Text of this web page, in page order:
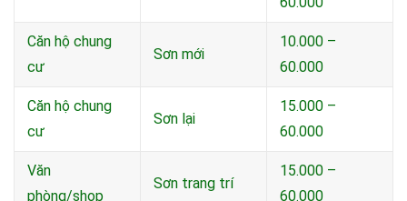
Căn hộ chung
cư
Sơn mới
10.000 –
60.000
Căn hộ chung
cư
Sơn lại
15.000 –
60.000
Văn
phòng/shop
Sơn trang trí
15.000 –
60.000